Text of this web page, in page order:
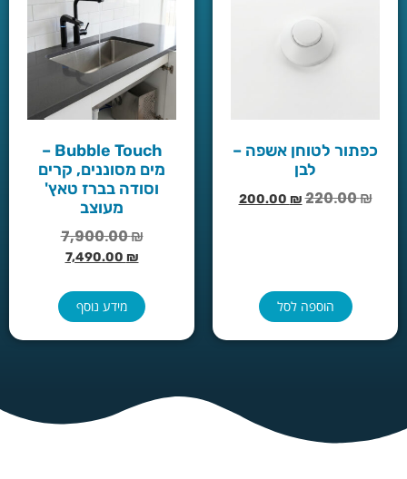
כפתור לטוחן אשפה –
לבן
220.00₪
200.00 ₪
הוספה לסל
Bubble Touch –
מים מסוננים, קרים
וסודה בברז טאץ'
מעוצב
7,900.00₪
7,490.00 ₪
מידע נוסף